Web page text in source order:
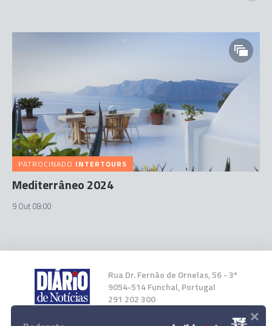
PATROCINADO INTERTOURS
Mediterrâneo 2024
9 Out 08:00
Rua Dr. Fernão de Ornelas, 56 - 3º
9054-514 Funchal, Portugal
291 202 300
×